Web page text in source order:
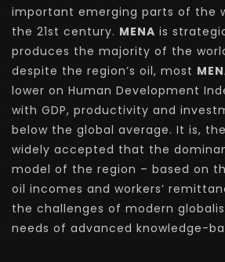
important emerging parts of the
the 21st century. MENA is
produces the majority of the
despite the region’s oil, most
lower on Human Development
with GDP, productivity and
below the global average. It is,
widely accepted that the
model of the region – based on
oil incomes and workers’
the challenges of modern
needs of advanced knowledge-